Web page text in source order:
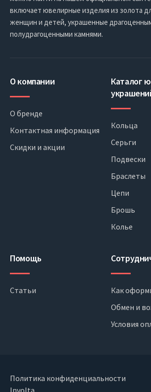
включает ювелирные изделия из золота
женщин и детей, украшенные
полудрагоценными камнями.
О компании
О бренде
Контактная информация
Скидки и акции
Каталог
Кольца
Серьги
Подвески
Браслеты
Цепи
Брошь
Колье
Помощь
Статьи
Как
Обмен и
Условия
Политика конфиденциальности